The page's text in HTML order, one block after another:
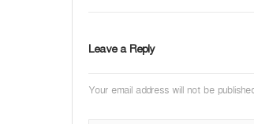
Leave a Reply
Your email address will not be